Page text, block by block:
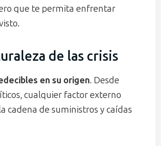
que te permita enfrentar
de las crisis
en su origen. Desde
cualquier factor externo
cadena de suministros y caídas